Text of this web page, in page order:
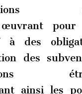
pour
à des
des
ainsi les